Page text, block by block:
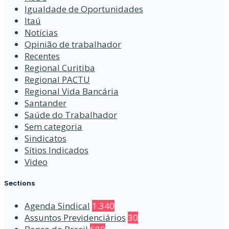
Igualdade de Oportunidades
Itaú
Notícias
Opinião de trabalhador
Recentes
Regional Curitiba
Regional PACTU
Regional Vida Bancária
Santander
Saúde do Trabalhador
Sem categoria
Sindicatos
Sítios Indicados
Video
Sections
Agenda Sindical 1.340
Assuntos Previdenciários 30